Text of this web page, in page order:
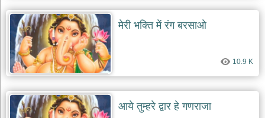
आज
का
भजन
bhajan
of
the
day
जोड़ें
add
bhajans
मेरी भक्ति में रंग बरसाओ
10.9 K
आये तुम्हरे द्वार हे गणराजा